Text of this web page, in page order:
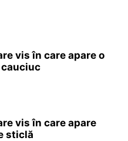
vis în care apare o
cauciuc
vis în care apare
sticlă